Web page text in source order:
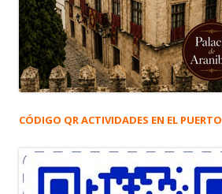
CÓDIGO QR ACTIVIDADES EN EL PUERTO